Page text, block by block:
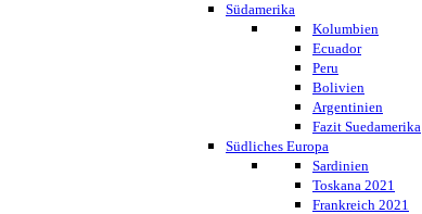
Südamerika
Kolumbien
Ecuador
Peru
Bolivien
Argentinien
Fazit Suedamerika
Südliches Europa
Sardinien
Toskana 2021
Frankreich 2021